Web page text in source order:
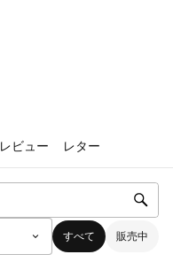
レビュー レター
すべて 販売中